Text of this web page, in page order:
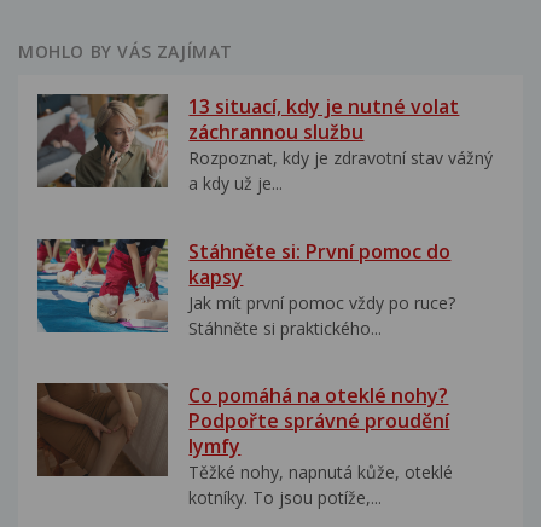
MOHLO BY VÁS ZAJÍMAT
13 situací, kdy je nutné volat
záchrannou službu
Rozpoznat, kdy je zdravotní stav vážný
a kdy už je...
Stáhněte si: První pomoc do
kapsy
Jak mít první pomoc vždy po ruce?
Stáhněte si praktického...
Co pomáhá na oteklé nohy?
Podpořte správné proudění
lymfy
Těžké nohy, napnutá kůže, oteklé
kotníky. To jsou potíže,...